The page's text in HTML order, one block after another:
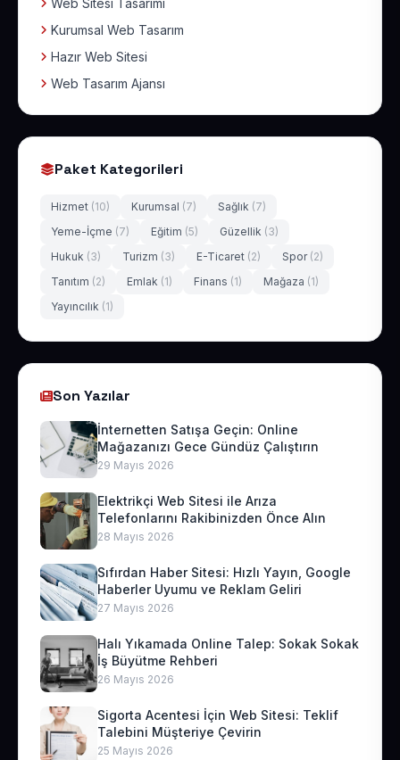
Web Sitesi Tasarımı
Kurumsal Web Tasarım
Hazır Web Sitesi
Web Tasarım Ajansı
Paket Kategorileri
Hizmet (10) Kurumsal (7) Sağlık (7)
Yeme-İçme (7) Eğitim (5) Güzellik (3)
Hukuk (3) Turizm (3) E-Ticaret (2) Spor (2)
Tanıtım (2) Emlak (1) Finans (1) Mağaza (1)
Yayıncılık (1)
Son Yazılar
İnternetten Satışa Geçin: Online
Mağazanızı Gece Gündüz Çalıştırın
29 Mayıs 2026
Elektrikçi Web Sitesi ile Arıza
Telefonlarını Rakibinizden Önce Alın
28 Mayıs 2026
Sıfırdan Haber Sitesi: Hızlı Yayın, Google
Haberler Uyumu ve Reklam Geliri
27 Mayıs 2026
Halı Yıkamada Online Talep: Sokak Sokak
İş Büyütme Rehberi
26 Mayıs 2026
Sigorta Acentesi İçin Web Sitesi: Teklif
Talebini Müşteriye Çevirin
25 Mayıs 2026